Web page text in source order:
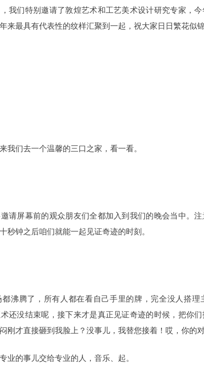
我们特别邀请了敦煌艺术和工艺美术设计研究专家，
来最具有代表性的纹样汇聚到一起，祝大家日日繁花似锦
我们去一个温馨的三口之家，看一看。
请屏幕前的观众朋友们全都加入到我们的晚会当中。
秒钟之后咱们就能一起见证奇迹的时刻。
沸腾了，所有人都在看自己手里的牌，完全没人搭理
还没结束呢，接下来才是真正见证奇迹的时候，把你
刚才直接砸到我脸上？没事儿，我替您接着！哎，你的
业的事儿交给专业的人，音乐、起。